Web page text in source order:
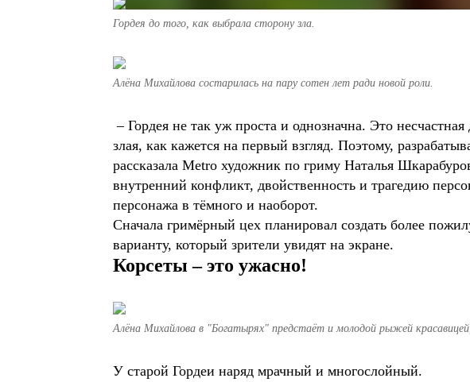
Гордея до того, как выбрала сторону зла.
Алёна Михайлова состарилась на пару сотен лет ради новой роли.
– Гордея не так уж проста и однозначна. Это
злая, как кажется на первый взгляд. Поэтому,
рассказала Metro художник по гриму Наталья
внутренний конфликт, двойственность и трагедию
персонажа в тёмного и наоборот.
Сначала гримёрный цех планировал создать более
варианту, который зрители увидят на экране.
Корсеты – это ужасно!
Алёна Михайлова в "Богатырях" предстаёт и молодой рыжей
У старой Гордеи наряд мрачный и многослойный.